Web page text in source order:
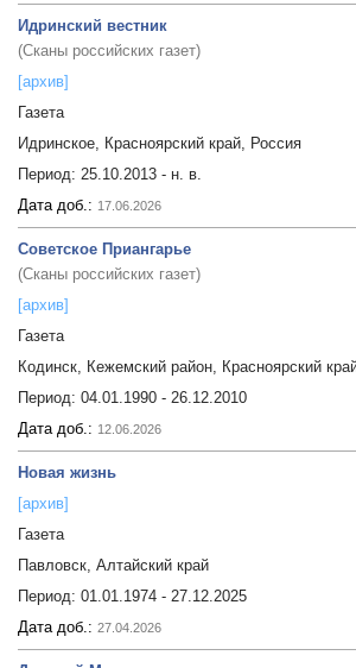
Идринский вестник
(Сканы российских газет)
[архив]
Газета
Идринское, Красноярский край, Россия
Период: 25.10.2013 - н. в.
Дата доб.: 17.06.2026
Советское Приангарье
(Сканы российских газет)
[архив]
Газета
Кодинск, Кежемский район, Красноярский
Период: 04.01.1990 - 26.12.2010
Дата доб.: 12.06.2026
Новая жизнь
[архив]
Газета
Павловск, Алтайский край
Период: 01.01.1974 - 27.12.2025
Дата доб.: 27.04.2026